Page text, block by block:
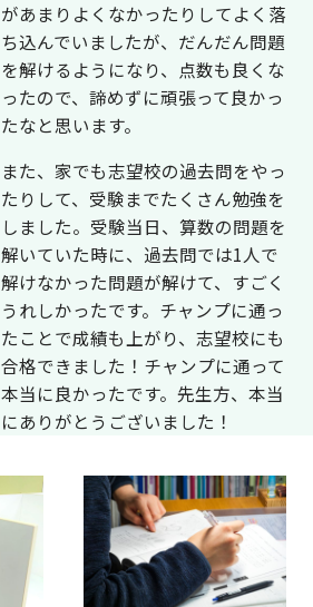
があまりよくなかったりしてよく落
ち込んでいましたが、だんだん問題
を解けるようになり、点数も良くな
ったので、諦めずに頑張って良かっ
たなと思います。
また、家でも志望校の過去問をやっ
たりして、受験までたくさん勉強を
しました。受験当日、算数の問題を
解いていた時に、過去問では1人で
解けなかった問題が解けて、すごく
うれしかったです。チャンプに通っ
たことで成績も上がり、志望校にも
合格できました！チャンプに通って
本当に良かったです。先生方、本当
にありがとうございました！